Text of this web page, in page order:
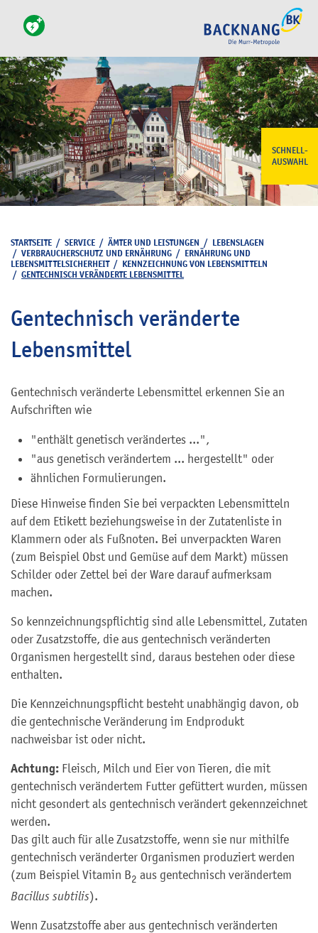
SCHNELL-
AUSWAHL
STARTSEITE / SERVICE / ÄMTER UND LEISTUNGEN / LEBENSLAGEN
/ VERBRAUCHERSCHUTZ UND ERNÄHRUNG / ERNÄHRUNG UND
LEBENSMITTELSICHERHEIT/ KENNZEICHNUNG VON LEBENSMITTELN
/ GENTECHNISCH VERÄNDERTE LEBENSMITTEL
Gentechnisch veränderte
Lebensmittel
Gentechnisch veränderte Lebensmittel erkennen Sie an
Aufschriften wie
"enthält genetisch verändertes ...",
"aus genetisch verändertem ... hergestellt" oder
ähnlichen Formulierungen.
Diese Hinweise finden Sie bei verpackten Lebensmitteln
auf dem Etikett beziehungsweise in der Zutatenliste in
Klammern oder als Fußnoten. Bei unverpackten Waren
(zum Beispiel Obst und Gemüse auf dem Markt) müssen
Schilder oder Zettel bei der Ware darauf aufmerksam
machen.
So kennzeichnungspflichtig sind alle Lebensmittel, Zutaten
oder Zusatzstoffe, die aus gentechnisch veränderten
Organismen hergestellt sind, daraus bestehen oder diese
enthalten.
Die Kennzeichnungspflicht besteht unabhängig davon, ob
die gentechnische Veränderung im Endprodukt
nachweisbar ist oder nicht.
Achtung: Fleisch, Milch und Eier von Tieren, die mit
gentechnisch verändertem Futter gefüttert wurden, müssen
nicht gesondert als gentechnisch verändert gekennzeichnet
werden.
Das gilt auch für alle Zusatzstoffe, wenn sie nur mithilfe
gentechnisch veränderter Organismen produziert werden
(zum Beispiel Vitamin B2 aus gentechnisch verändertem
Bacillus subtilis).
Wenn Zusatzstoffe aber aus gentechnisch veränderten